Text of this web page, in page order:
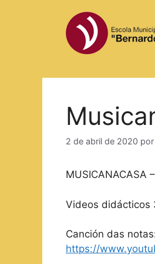
2 de abril de 2020 por
MUSICANACASA
Videos didácticos
Canción das
https://